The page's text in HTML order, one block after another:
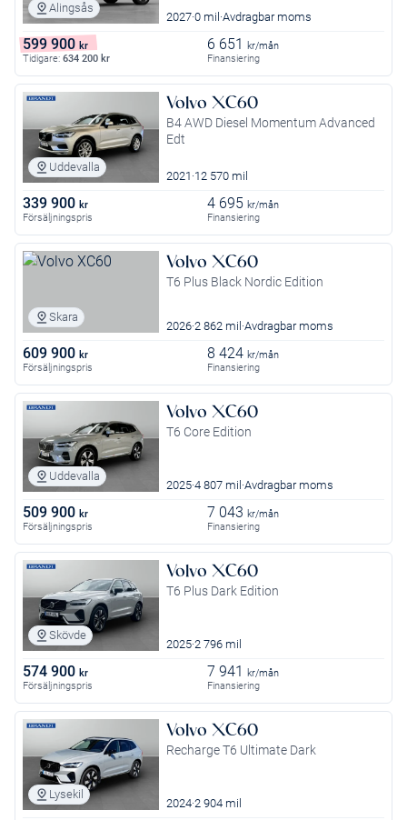
Alingsås
2027 0 mil Avdragbar moms
599 900 kr
Tidigare: 634 200 kr
6 651
kr/mån
Finansiering
Uddevalla
Volvo XC60
B4 AWD Diesel Momentum Advanced
Edt
2021 12 570 mil
339 900 kr
Försäljningspris
4 695 kr/mån
Finansiering
Skara
Volvo XC60
T6 Plus Black Nordic Edition
2026 2 862 mil Avdragbar moms
609 900 kr
Försäljningspris
8 424 kr/mån
Finansiering
Uddevalla
Volvo XC60
T6 Core Edition
2025 4 807 mil Avdragbar moms
509 900 kr
Försäljningspris
7 043 kr/mån
Finansiering
Skövde
Volvo XC60
T6 Plus Dark Edition
2025 2 796 mil
574 900 kr
Försäljningspris
7 941
kr/mån
Finansiering
Lysekil
Volvo XC60
Recharge T6 Ultimate Dark
2024 2 904 mil